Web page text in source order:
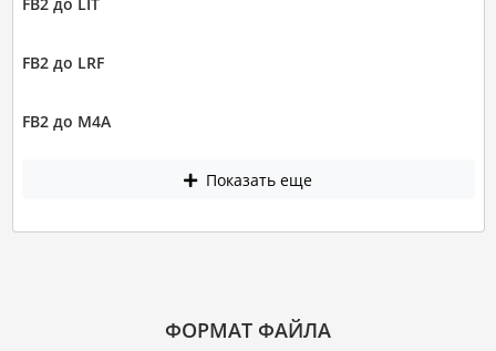
FB2 до LIT
FB2 до LRF
FB2 до M4A
Показать еще
ФОРМАТ ФАЙЛА